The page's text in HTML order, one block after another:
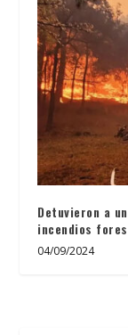
Detuvieron a
incendios
04/09/2024